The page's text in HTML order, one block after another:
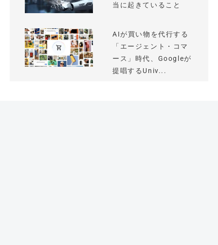
当に起きていること
AIが買い物を代行する
「エージェント・コマ
ース」時代、Googleが
提唱するUniv...